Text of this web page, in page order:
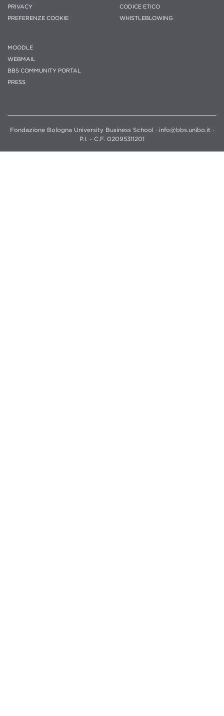
PRIVACY
PREFERENZE COOKIE
CODICE ETICO
WHISTLEBLOWING
MOODLE
WEBMAIL
BBS COMMUNITY PORTAL
PRESS
Fondazione Bologna University Business School · info@bbs.unibo.it ·
P.I. - C.F. 02095311201